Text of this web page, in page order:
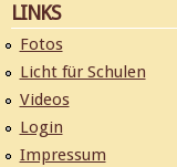
LINKS
Fotos
Licht für Schulen
Videos
Login
Impressum